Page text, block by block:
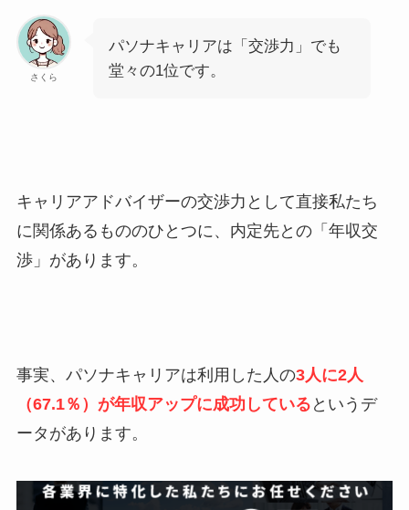
さくら
パソナキャリアは 「交渉力」 でも
堂々の1位です。
キャリアアドバイザーの交渉力として直接私たち
に関係あるもののひとつに、 内定先との「年収交
渉」 があります。
事実、パソナキャリアは利用した人の3人に2人
（67.1％）が年収アップに成功している というデ
ータがあります。